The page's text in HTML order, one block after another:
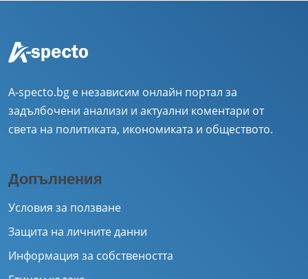
A-specto.bg е независим онлайн портал за
задълбочени анализи и актуални коментари от
света на политиката, икономиката и обществото.
Допълнения
Условия за ползване
Защита на личните данни
Информация за собствеността